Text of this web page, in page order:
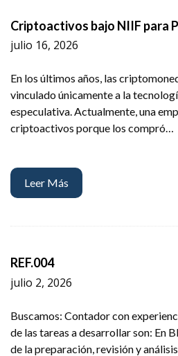
Criptoactivos bajo NIIF para
julio 16, 2026
En los últimos años, las
vinculado únicamente a la
especulativa. Actualmente, una
criptoactivos porque los compró…
Leer Más
REF.004
julio 2, 2026
Buscamos: Contador con
de las tareas a desarrollar son: En
de la preparación, revisión y